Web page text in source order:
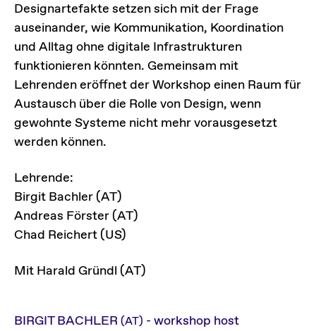
Designartefakte setzen sich mit der Frage
auseinander, wie Kommunikation, Koordination
und Alltag ohne digitale Infrastrukturen
funktionieren könnten. Gemeinsam mit
Lehrenden eröffnet der Workshop einen Raum für
Austausch über die Rolle von Design, wenn
gewohnte Systeme nicht mehr vorausgesetzt
werden können.
Lehrende:
Birgit Bachler (AT)
Andreas Förster (AT)
Chad Reichert (US)
Mit Harald Gründl (AT)
BIRGIT BACHLER (AT) - workshop host